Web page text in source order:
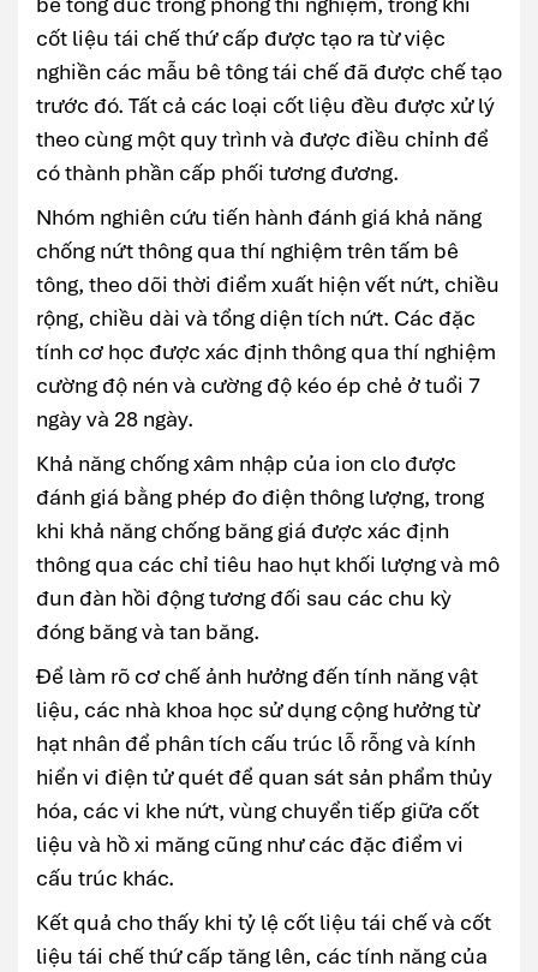
cốt liệu tái chế thứ cấp được tạo ra từ việc
nghiền các mẫu bê tông tái chế đã được chế tạo
trước đó. Tất cả các loại cốt liệu đều được xử lý
theo cùng một quy trình và được điều chỉnh để
có thành phần cấp phối tương đương.
Nhóm nghiên cứu tiến hành đánh giá khả năng
chống nứt thông qua thí nghiệm trên tấm bê
tông, theo dõi thời điểm xuất hiện vết nứt, chiều
rộng, chiều dài và tổng diện tích nứt. Các đặc
tính cơ học được xác định thông qua thí nghiệm
cường độ nén và cường độ kéo ép chẻ ở tuổi 7
ngày và 28 ngày.
Khả năng chống xâm nhập của ion clo được
đánh giá bằng phép đo điện thông lượng, trong
khi khả năng chống băng giá được xác định
thông qua các chỉ tiêu hao hụt khối lượng và mô
đun đàn hồi động tương đối sau các chu kỳ
đóng băng và tan băng.
Để làm rõ cơ chế ảnh hưởng đến tính năng vật
liệu, các nhà khoa học sử dụng cộng hưởng từ
hạt nhân để phân tích cấu trúc lỗ rỗng và kính
hiển vi điện tử quét để quan sát sản phẩm thủy
hóa, các vi khe nứt, vùng chuyển tiếp giữa cốt
liệu và hồ xi măng cũng như các đặc điểm vi
cấu trúc khác.
Kết quả cho thấy khi tỷ lệ cốt liệu tái chế và cốt
liệu tái chế thứ cấp tăng lên, các tính năng của